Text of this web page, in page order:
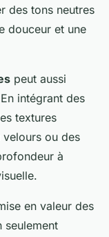
des tons neutres
douceur et une
peut aussi
intégrant des
textures
velours ou des
à
en valeur des
seulement